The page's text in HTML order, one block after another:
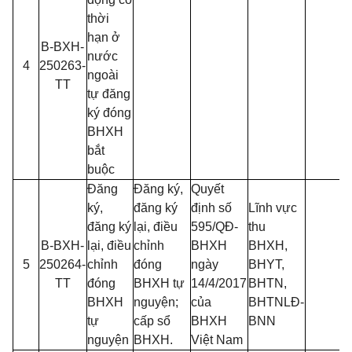
4
B-BXH-
250263-
TT
thời
hạn ở
nước
ngoài
tự đăng
ký đóng
BHXH
bắt
buộc
5
B-BXH-
250264-
TT
Đăng
ký,
đăng ký
lại, điều
chỉnh
đóng
BHXH
tự
nguyện
Đăng ký,
đăng ký
lại, điều
chỉnh
đóng
BHXH tự
nguyện;
cấp sổ
BHXH.
Quyết
định số
595/QĐ-
BHXH
ngày
14/4/2017
của
BHXH
Việt Nam
Lĩnh vực
thu
BHXH,
BHYT,
BHTN,
BHTNLĐ-
BNN